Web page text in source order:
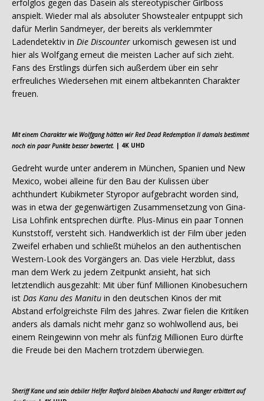
erfolglos gegen das Dasein als stereotypischer Girlboss
anspielt. Wieder mal als absoluter Showstealer entpuppt sich
dafür Merlin Sandmeyer, der bereits als verklemmter
Ladendetektiv in Die Discounter urkomisch gewesen ist und
hier als Wolfgang erneut die meisten Lacher auf sich zieht.
Fans des Erstlings dürfen sich außerdem über ein sehr
erfreuliches Wiedersehen mit einem altbekannten Charakter
freuen.
Mit einem Charakter wie Wolfgang hätten wir Red Dead Redemption II damals bestimmt
noch ein paar Punkte besser bewertet. | 4K UHD
Gedreht wurde unter anderem in München, Spanien und New
Mexico, wobei alleine für den Bau der Kulissen über
achthundert Kubikmeter Styropor aufgebracht worden sind,
was in etwa der gegenwärtigen Zusammensetzung von Gina-
Lisa Lohfink entsprechen dürfte. Plus-Minus ein paar Tonnen
Kunststoff, versteht sich. Handwerklich ist der Film über jeden
Zweifel erhaben und schließt mühelos an den authentischen
Western-Look des Vorgängers an. Das viele Herzblut, dass
man dem Werk zu jedem Zeitpunkt ansieht, hat sich
letztendlich ausgezahlt: Mit über fünf Millionen Kinobesuchern
ist Das Kanu des Manitu in den deutschen Kinos der mit
Abstand erfolgreichste Film des Jahres. Zwar fielen die Kritiken
anders als damals nicht mehr ganz so wohlwollend aus, bei
einem Reingewinn von mehr als fünfzig Millionen Euro dürfte
die Freude bei den Machern trotzdem überwiegen.
Sheriff Kane und sein debiler Helfer Ratford bleiben Abahachi und Ranger erbittert auf